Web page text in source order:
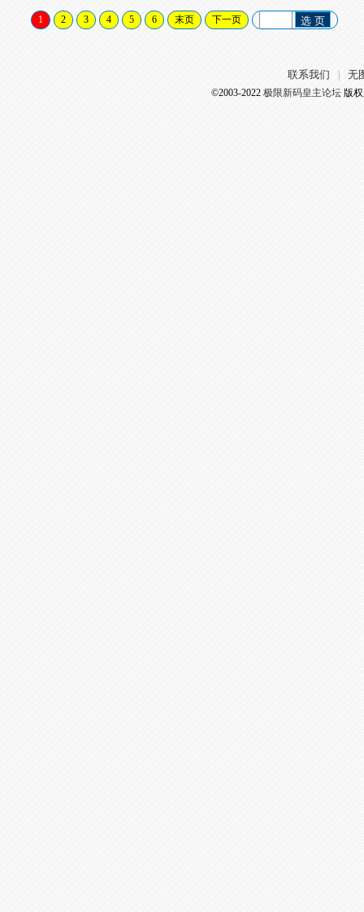
1 2 3 4 5 6 末页 下一页 选 页
联系我们 无
©2003-2022 极限新码皇主论坛版权